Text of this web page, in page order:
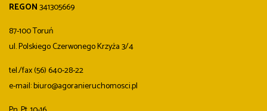
REGON341305669
87-100 Toruń
ul. Polskiego Czerwonego Krzyża 3/4
tel./fax (56) 640-28-22
e-mail: biuro@agoranieruchomosci.pl